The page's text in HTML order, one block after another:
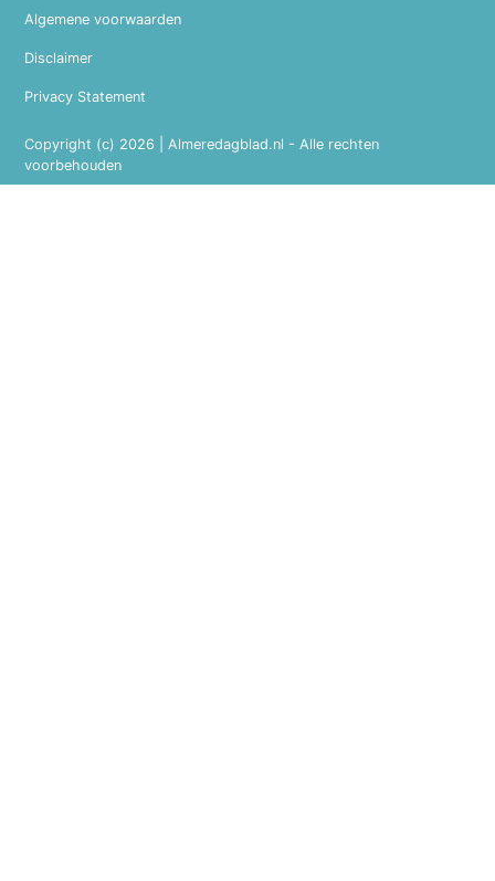
Copyright (c) 2026 | Almeredagblad.nl - Alle rechten
voorbehouden
Algemene voorwaarden
Disclaimer
Privacy Statement